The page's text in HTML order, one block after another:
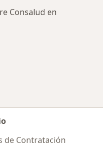
Consalud en
de Contratación